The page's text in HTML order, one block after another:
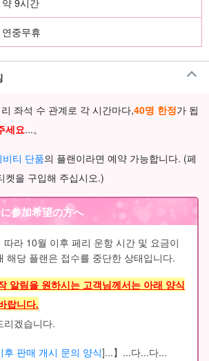
약 9시간
연중무휴
좌석 수 관계로 각 시간마다,40명 한정가 됩
세요...。
비티 단품의 플랜이라면 예약 가능합니다. (페
켓을 구입해 주십시오.)
参加希望の方へ
따라 10월 이후 페리 운항 시간 및 요금이
해당 플랜은 접수를 중단한 상태입니다.
알림을 원하시는 고객님께서는 아래 양식
랍니다.
리겠습니다.
후 판매 개시 문의 양식]...】...다...다...